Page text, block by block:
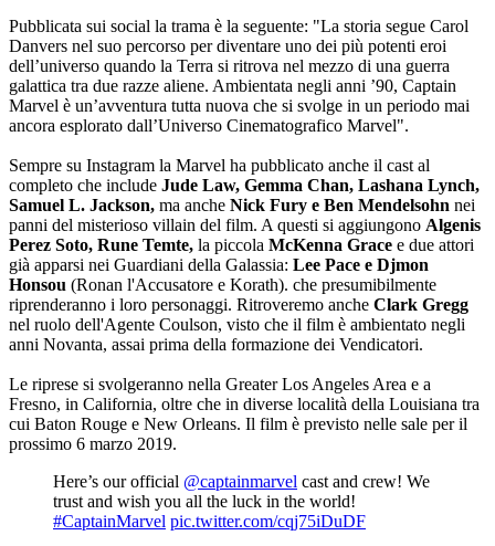
Pubblicata sui social la trama è la seguente: "La storia segue Carol
Danvers nel suo percorso per diventare uno dei più potenti eroi
dell’universo quando la Terra si ritrova nel mezzo di una guerra
galattica tra due razze aliene. Ambientata negli anni ’90, Captain
Marvel è un’avventura tutta nuova che si svolge in un periodo mai
ancora esplorato dall’Universo Cinematografico Marvel".
Sempre su Instagram la Marvel ha pubblicato anche il cast al
completo che include Jude Law, Gemma Chan, Lashana Lynch,
Samuel L. Jackson, ma anche Nick Fury e Ben Mendelsohn nei
panni del misterioso villain del film. A questi si aggiungono Algenis
Perez Soto, Rune Temte, la piccola McKenna Grace e due attori
già apparsi nei Guardiani della Galassia: Lee Pace e Djmon
Honsou (Ronan l'Accusatore e Korath). che presumibilmente
riprenderanno i loro personaggi. Ritroveremo anche Clark Gregg
nel ruolo dell'Agente Coulson, visto che il film è ambientato negli
anni Novanta, assai prima della formazione dei Vendicatori.
Le riprese si svolgeranno nella Greater Los Angeles Area e a
Fresno, in California, oltre che in diverse località della Louisiana tra
cui Baton Rouge e New Orleans. Il film è previsto nelle sale per il
prossimo 6 marzo 2019.
Here’s our official @captainmarvel cast and crew! We
trust and wish you all the luck in the world!
#CaptainMarvel pic.twitter.com/cqj75iDuDF